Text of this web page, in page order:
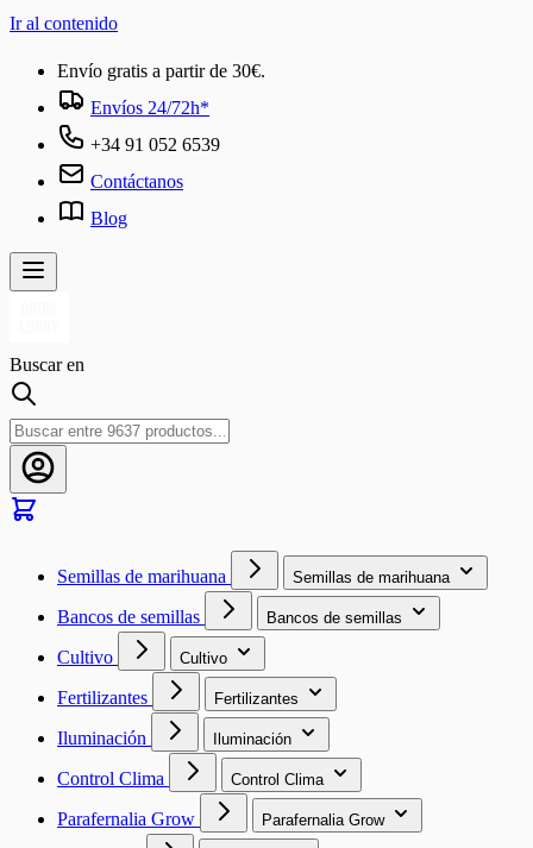
Ir al contenido
Envío gratis a partir de 30€.
Envíos 24/72h*
+34 91 052 6539
Contáctanos
Blog
Buscar en
Semillas de marihuana Semillas de marihuana
Bancos de semillas Bancos de semillas
Cultivo Cultivo
Fertilizantes Fertilizantes
Iluminación Iluminación
Control Clima Control Clima
Parafernalia Grow Parafernalia Grow